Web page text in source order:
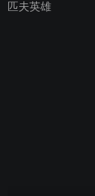
匹夫英雄